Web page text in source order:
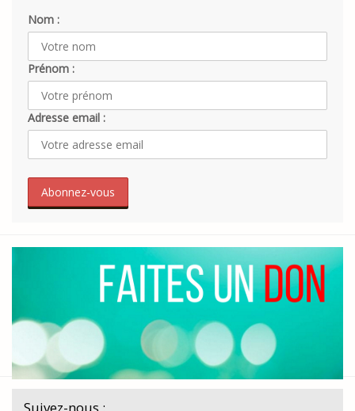
Nom :
Prénom :
Adresse email :